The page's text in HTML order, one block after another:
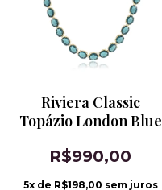
Riviera Classic
Topázio London Blue
R$990,00
5x de R$198,00 sem juros